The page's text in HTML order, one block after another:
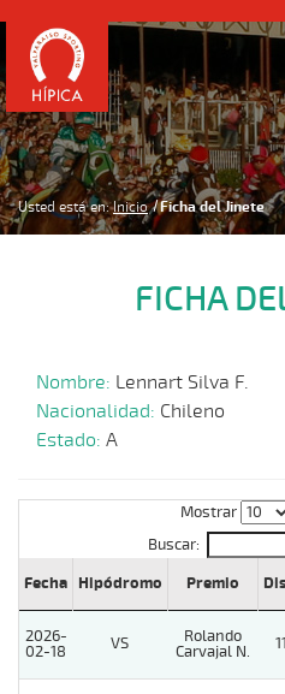
Usted está en: Inicio Ficha del Jinete
FICHA
Nombre: Lennart Silva F.
Nacionalidad: Chileno
Estado: A
Mostrar
Buscar:
Fecha
Hipódromo Premio
2026-
02-18
VS
Rolando
Carvajal N.